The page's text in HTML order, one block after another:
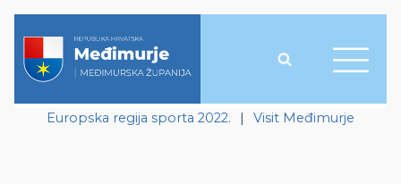
Europska regija sporta 2022. | Visit Međimurje